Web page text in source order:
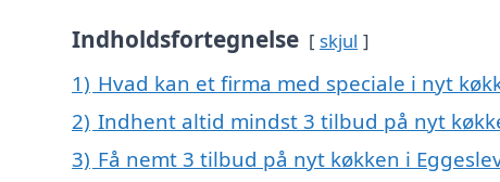
Indholdsfortegnelse skjul
1) Hvad kan et firma med speciale i nyt
2) Indhent altid mindst 3 tilbud på nyt
3) Få nemt 3 tilbud på nyt køkken i